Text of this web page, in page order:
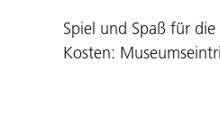
Spiel und Spaß für
Kosten: